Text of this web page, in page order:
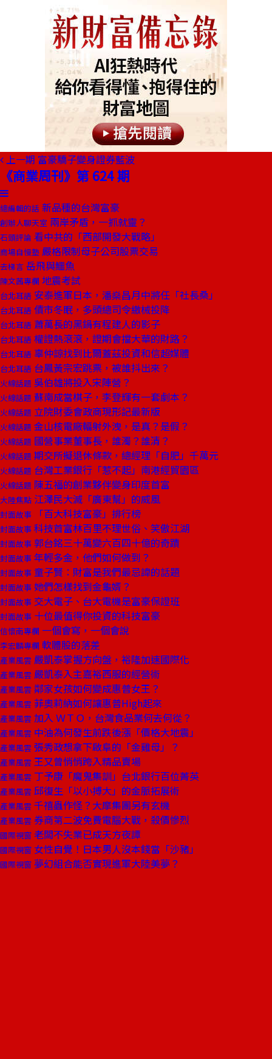
上一期 富豪驕子變身證券藍波
《商業周刊》第 624 期
總編輯的話 新品種的台灣富豪
創辦人聊天室 兩岸矛盾，一抓就靈？
石頭評論 看中共的「西部開發大戰略」
商場自慢塾 嚴格限制母子公司股票交易
去梯言 岳飛與鱷魚
陳文茜專欄 地震考試
台北耳語 安泰進軍日本，潘燊昌月中將任「社長桑」
台北耳語 債市冬眠，多頭總司令繳械投降
台北耳語 蕭萬長的黑鍋有程建人的影子
台北耳語 權證熱滾滾，證期會擋大華的財路？
台北耳語 辜仲諒找到比爾蓋茲投資和信超媒體
台北耳語 台鳳黃宗宏跳票，被誰抖出來？
火線話題 吳伯雄將投入宋陣營？
火線話題 蘇南成當棋子，李登輝有一套劇本？
火線話題 立院財委會政商現形記最新版
火線話題 金山核電廠輻射外洩，是真？是假？
火線話題 國營事業董事長，誰濁？誰清？
火線話題 期交所擬退休條款，總經理「自肥」千萬元
火線話題 台灣工業銀行「惹不起」南港經貿園區
火線話題 陳五福的創業夥伴變身印度首富
大陸焦點 江澤民大滅「廣東幫」的威風
封面故事 「百大科技富豪」排行榜
封面故事 科技首富林百里不理世俗、笑傲江湖
封面故事 郭台銘三十萬變六百四十億的奇蹟
封面故事 年輕多金，他們如何做到？
封面故事 童子賢：財富是我們最忌諱的話題
封面故事 她們怎樣找到金龜婿？
封面故事 交大電子、台大電機是富豪保證班
封面故事 十位最值得你投資的科技富豪
信懷南專欄 一個會寫，一個會說
李宏麟專欄 軟體股的落差
產業風雲 嚴凱泰掌握方向盤，裕隆加速國際化
產業風雲 嚴凱泰入主嘉裕西服的經營術
產業風雲 鄰家女孩如何變成惠普女王？
產業風雲 菲奧莉納如何讓惠普High起來
產業風雲 加入 ＷＴＯ，台灣食品業何去何從？
產業風雲 中油為何發生前跌後漲「價格大地震」
產業風雲 張秀政想拿下啟阜的「金雞母」？
產業風雲 王又曾悄悄跨入精品賣場
產業風雲 丁予康「魔鬼集訓」台北銀行百位菁英
產業風雲 邱復生「以小搏大」的金脈拓展術
產業風雲 千禧蟲作怪？大摩集團另有玄機
產業風雲 券商第二波免費電腦大戰，殺價慘烈
國際視窗 老闆不失業已成天方夜譚
國際視窗 女性自覺！日本男人沒本錢當「沙豬」
國際視窗 夢幻組合能否實現進軍大陸美夢？